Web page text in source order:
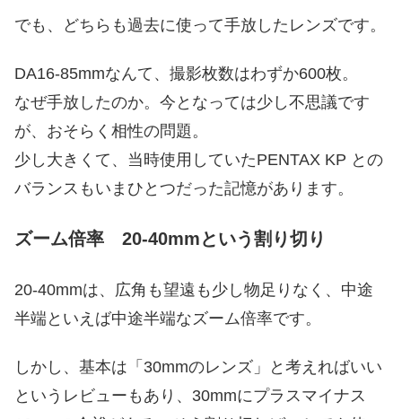
でも、どちらも過去に使って手放したレンズです。
DA16-85mmなんて、撮影枚数はわずか600枚。
なぜ手放したのか。今となっては少し不思議です
が、おそらく相性の問題。
少し大きくて、当時使用していたPENTAX KP との
バランスもいまひとつだった記憶があります。
ズーム倍率 20-40mmという割り切り
20-40mmは、広角も望遠も少し物足りなく、中途
半端といえば中途半端なズーム倍率です。
しかし、基本は「30mmのレンズ」と考えればいい
というレビューもあり、30mmにプラスマイナス